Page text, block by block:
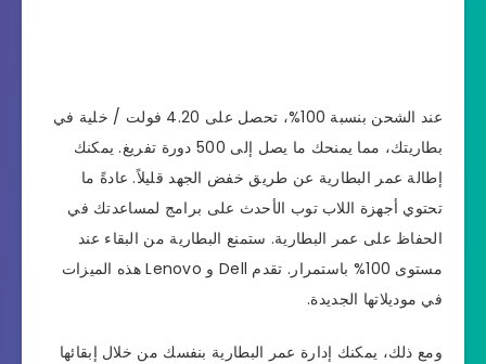
عند الشحن بنسبة 100%، تحصل على 4.20 فولت / خلية في
بطاريتك، مما يمنحك ما يصل إلى 500 دورة تفريغ. يمكنك
إطالة عمر البطارية عن طريق خفض الجهد قليلاً. عادةً ما
تحتوي أجهزة اللاب توب الأحدث على برامج لمساعدتك في
الحفاظ على عمر البطارية. ستمنع البطارية من البقاء عند
مستوى 100% باستمرار. تقدم Dell و Lenovo هذه الميزات
في موديلاتها الجديدة.
ومع ذلك، يمكنك إدارة عمر البطارية بنفسك من خلال إبقائها